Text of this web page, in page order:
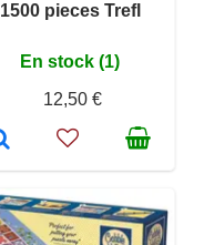
1500 pieces Trefl
En stock (1)
12,50 €